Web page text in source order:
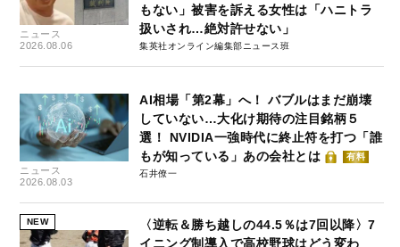
ニュース
2026.08.06
もない」被害を訴える女性は「ハニトラ
扱いされ…絶対許せない」
集英社オンライン編集部ニュース班
ニュース
2026.08.03
AI相場「第2幕」へ！ バブルはまだ崩壊
していない…大化け期待の注目銘柄５
選！ NVIDIA一強時代に終止符を打つ「誰
もが知っている」あの会社とは
有料
石井僚一
NEW
〈逆転＆勝ち越しの44.5％は7回以降〉7
イニング制導入で高校野球はどう変わ